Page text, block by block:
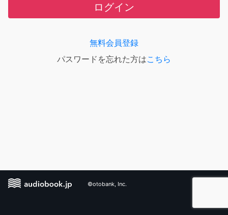
ログイン
無料会員登録
パスワードを忘れた方はこちら
©otobank, Inc.